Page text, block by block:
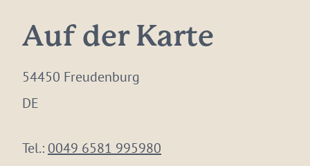
Auf der Karte
54450 Freudenburg
DE
Tel.: 0049 6581 995980